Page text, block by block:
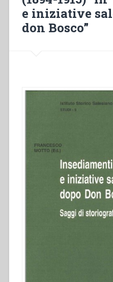
e iniziative
don Bosco”